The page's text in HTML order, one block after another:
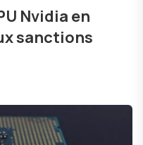
Nvidia en
sanctions